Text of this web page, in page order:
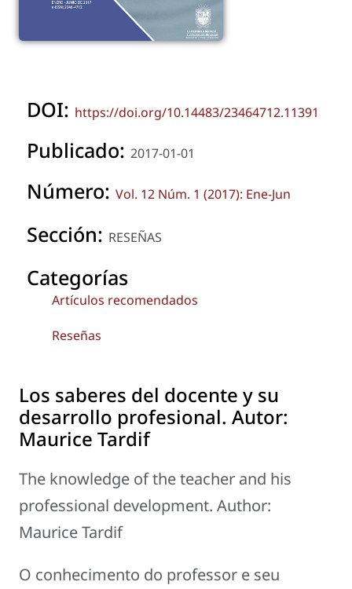
DOI: https://doi.org/10.14483/23464712.11391
Publicado: 2017-01-01
Número: Vol. 12 Núm. 1 (2017): Ene-Jun
Sección: RESEÑAS
Categorías
Artículos recomendados
Reseñas
Los saberes del docente y su
desarrollo profesional. Autor:
Maurice Tardif
The knowledge of the teacher and his
professional development. Author:
Maurice Tardif
O conhecimento do professor e seu